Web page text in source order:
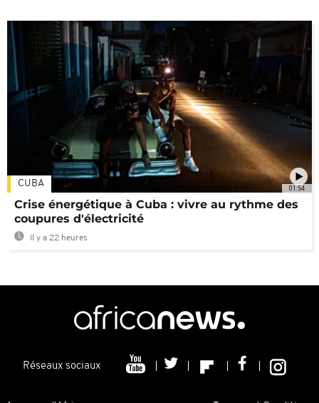
01:54
CUBA
Crise énergétique à Cuba : vivre au rythme des
coupures d'électricité
Il y a 22 heures
Réseaux sociaux